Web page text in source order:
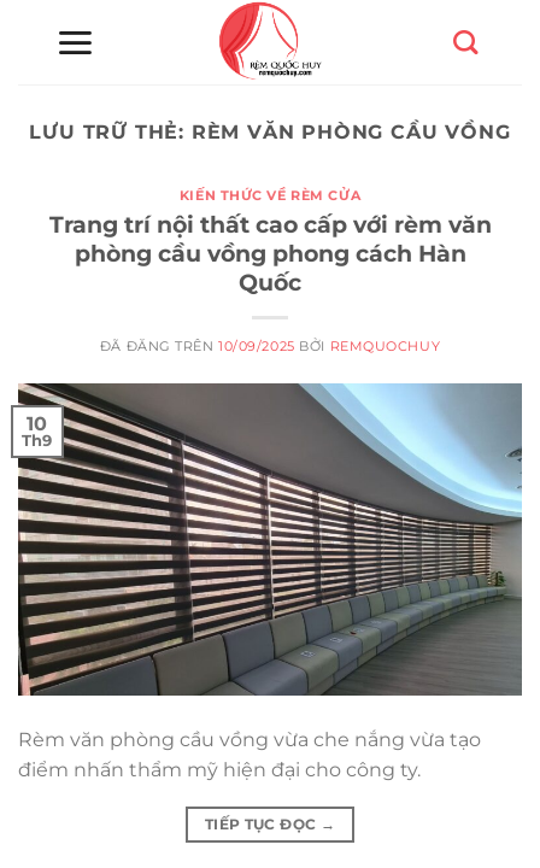
LƯU TRỮ THẺ: RÈM VĂN PHÒNG CẦU VỒNG
KIẾN THỨC VỀ RÈM CỬA
Trang trí nội thất cao cấp với rèm văn
phòng cầu vồng phong cách Hàn
Quốc
ĐÃ ĐĂNG TRÊN10/09/2025 BỞI REMQUOCHUY
10
Th9
Rèm văn phòng cầu vồng vừa che nắng vừa tạo
điểm nhấn thẩm mỹ hiện đại cho công ty.
TIẾP TỤC ĐỌC →